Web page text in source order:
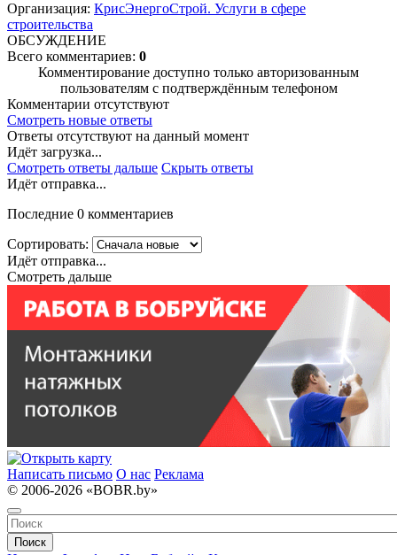
Организация: КрисЭнергоСтрой. Услуги в сфере
строительства
ОБСУЖДЕНИЕ
Всего комментариев: 0
Комментирование доступно только авторизованным
пользователям с подтверждённым телефоном
Комментарии отсутствуют
Смотреть новые ответы
Ответы отсутствуют на данный момент
Идёт загрузка...
Смотреть ответы дальше Скрыть ответы
Идёт отправка...
Последние 0 комментариев
Сортировать:
Идёт отправка...
Смотреть дальше
Написать письмо О нас Реклама
© 2006-2026 «BOBR.by»
Поиск